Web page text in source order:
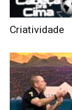
Criatividade